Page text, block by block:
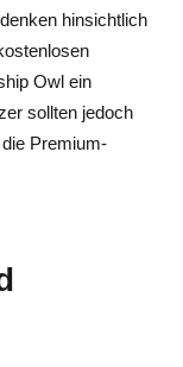
hinsichtlich
Owl ein
sollten jedoch
Premium-